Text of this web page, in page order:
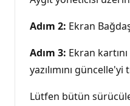
Adım 2: Ekran
Adım 3: Ekran
yazılımını güncelle'yi
Lütfen bütün